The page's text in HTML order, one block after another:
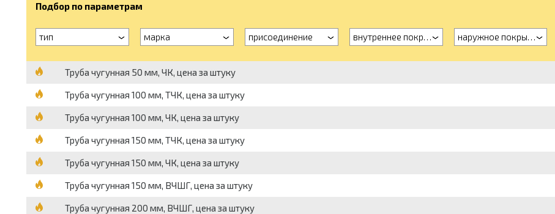
Подбор по параметрам
тип марка присоединение внутреннее покрытие наружное покрытие
Труба чугунная 50 мм, ЧК, цена за штуку
Труба чугунная 100 мм, ТЧК, цена за штуку
Труба чугунная 100 мм, ЧК, цена за штуку
Труба чугунная 150 мм, ТЧК, цена за штуку
Труба чугунная 150 мм, ЧК, цена за штуку
Труба чугунная 150 мм, ВЧШГ, цена за штуку
Труба чугунная 200 мм, ВЧШГ, цена за штуку